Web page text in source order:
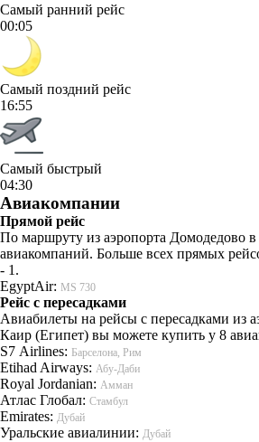
Самый ранний рейс
00:05
Самый поздний рейс
16:55
Самый быстрый
04:30
Авиакомпании
Прямой рейс
По маршруту из аэропорта Домодедово в
авиакомпаний. Больше всех прямых
- 1.
EgyptAir: MS 730
Рейс с пересадками
Авиабилеты на рейсы с пересадками из
Каир (Египет) вы можете купить у 8
S7 Airlines: Барселона, Рим
Etihad Airways: Абу-Даби
Royal Jordanian: Амман
Атлас Глобал: Стамбул
Emirates: Дубай
Уральские авиалинии: Дубай